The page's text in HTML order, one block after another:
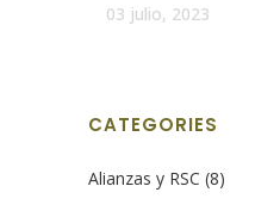
03 julio, 2023
CATEGORIES
Alianzas y RSC (8)